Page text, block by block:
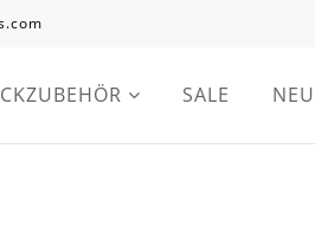
SALE NEU